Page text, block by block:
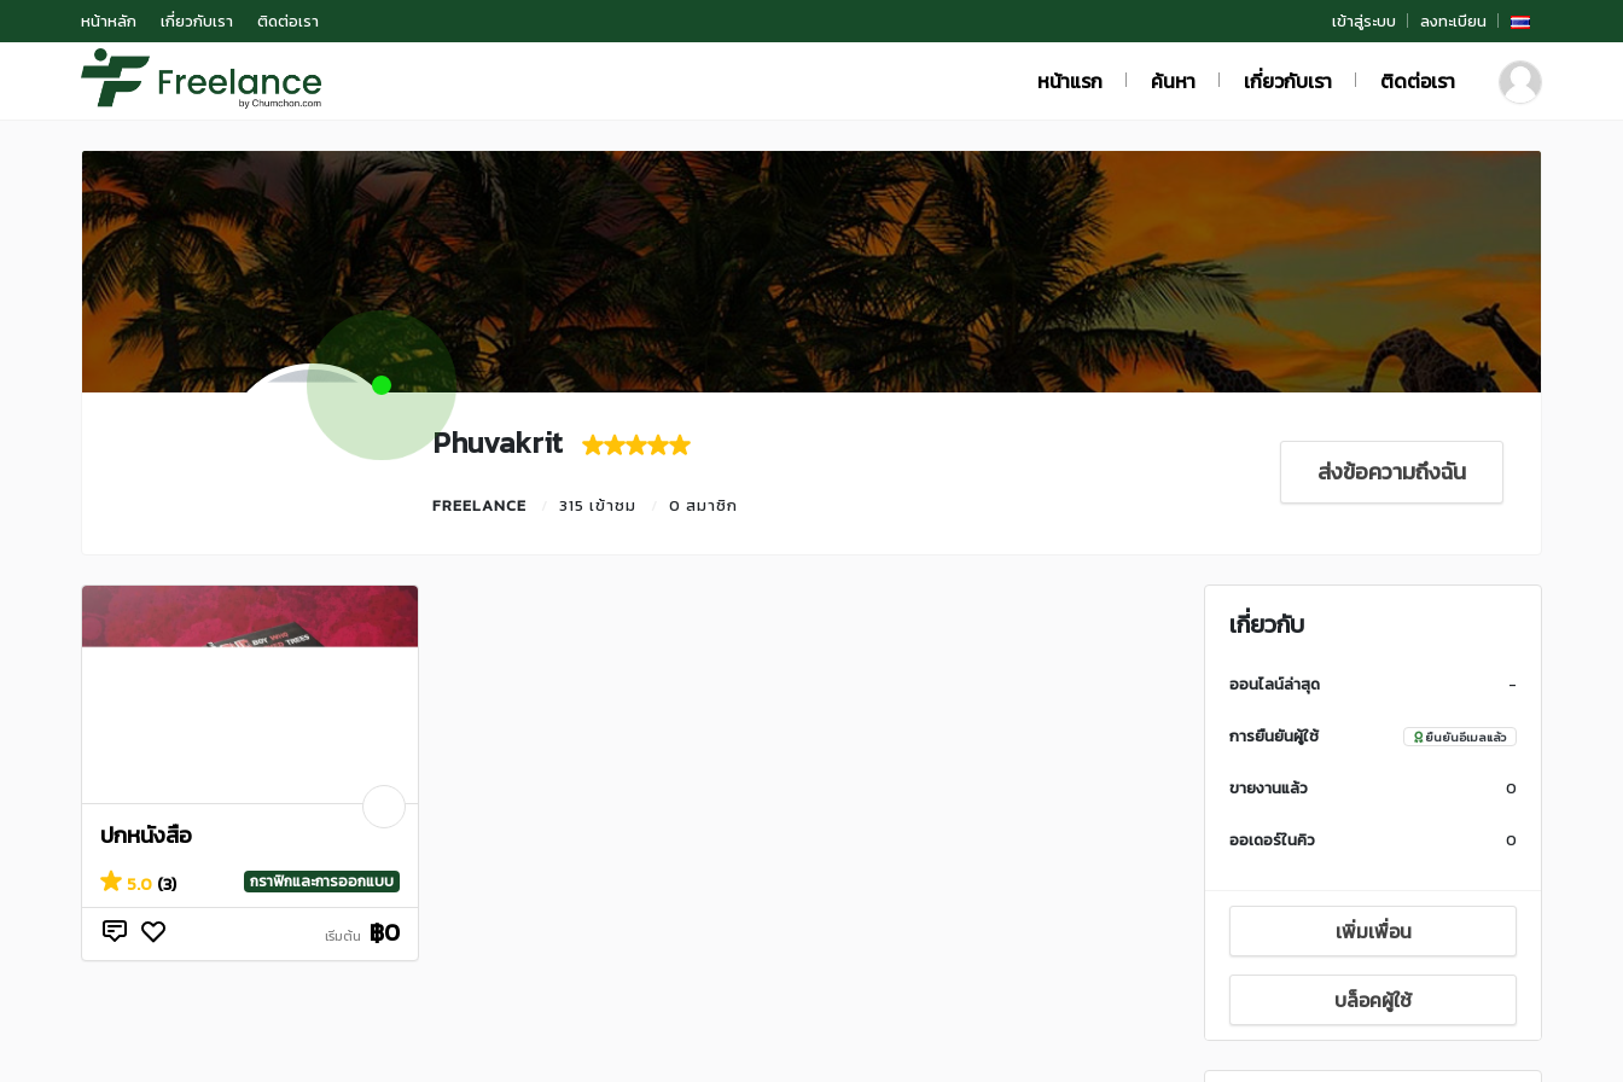
หน้าหลัก เกี่ยวกับเรา ติดต่อเรา เข้าสู่ระบบ ลงทะเบียน
หน้าแรก ค้นหา เกี่ยวกับเรา ติดต่อเรา
Phuvakrit
FREELANCE 315 เข้าชม 0 สมาชิก
ส่งข้อความถึงฉัน
ปกหนังสือ
5.0 (3) กราฟิกและการออกแบบ
เริ่มต้น ฿0
เกี่ยวกับ
ออนไลน์ล่าสุด -
การยืนยันผู้ใช้ ยืนยันอีเมลแล้ว
ขายงานแล้ว 0
ออเดอร์ในคิว 0
เพิ่มเพื่อน
บล็อคผู้ใช้